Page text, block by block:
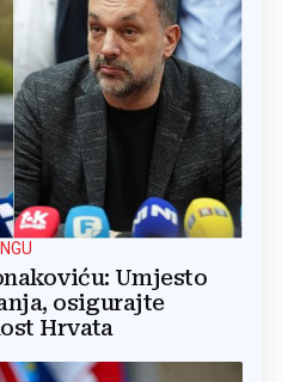
Umjesto
osigurajte
Hrvata